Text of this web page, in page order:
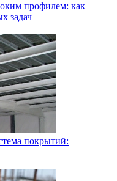
профилем: как
задач
покрытий: